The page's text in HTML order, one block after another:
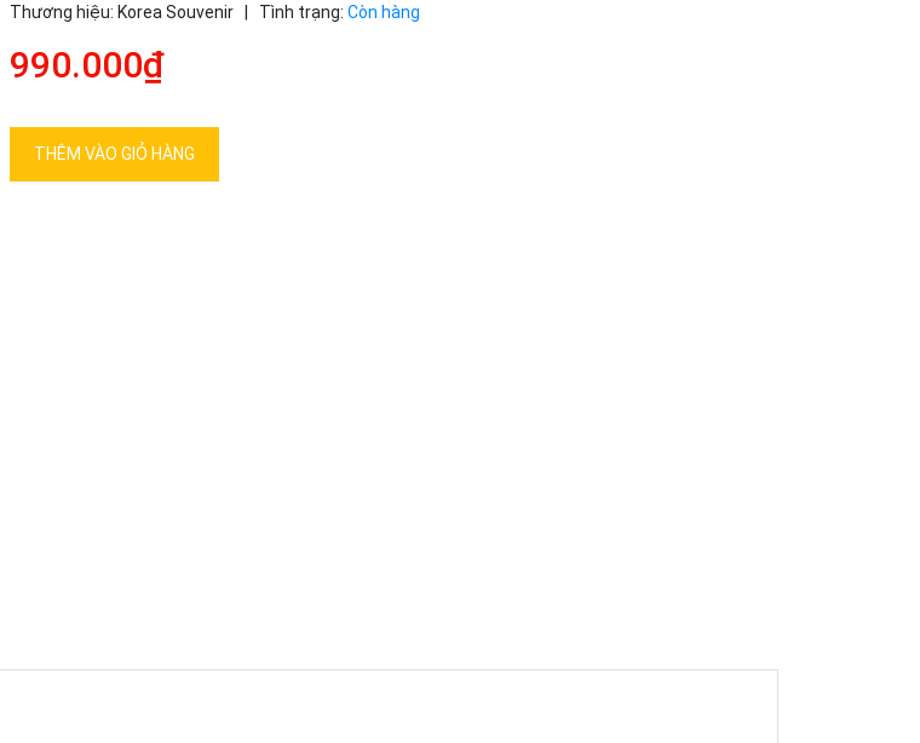
Thương hiệu: Korea Souvenir Tình trạng: Còn hàng
990.000₫
THÊM VÀO GIỎ HÀNG